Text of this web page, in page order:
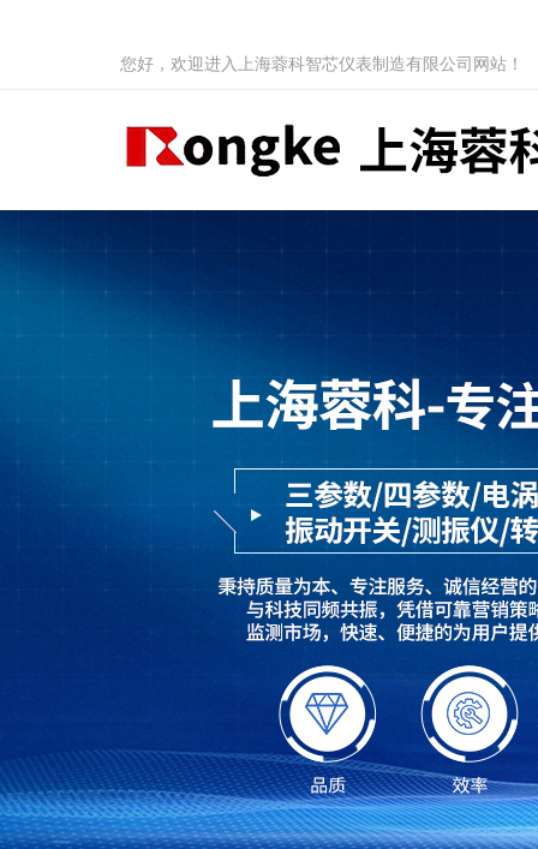
您好，欢迎进入上海蓉科智芯仪表制造有限公司网站！